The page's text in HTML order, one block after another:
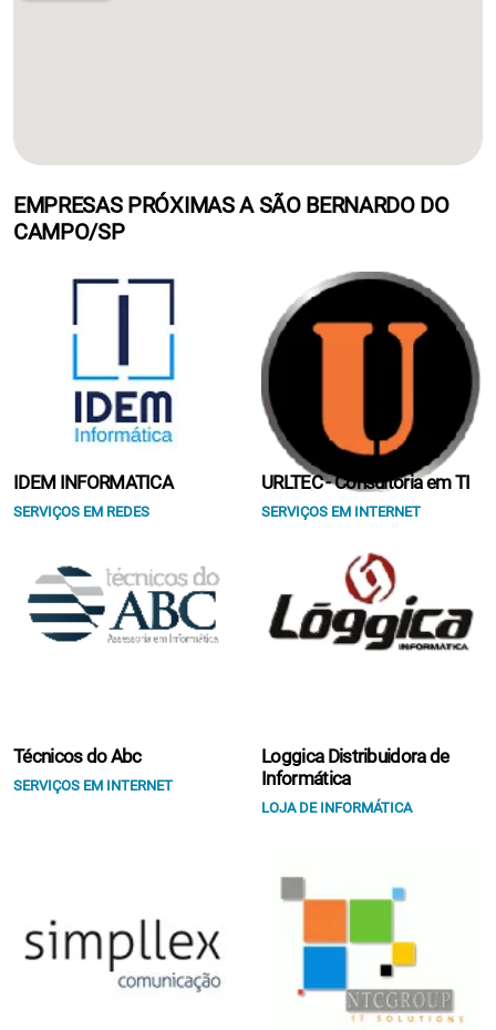
EMPRESAS PRÓXIMAS A SÃO BERNARDO DO
CAMPO/SP
IDEM INFORMATICA
SERVIÇOS EM REDES
URLTEC - Consultoria em TI
SERVIÇOS EM INTERNET
Técnicos do Abc
SERVIÇOS EM INTERNET
Loggica Distribuidora de
Informática
LOJA DE INFORMÁTICA